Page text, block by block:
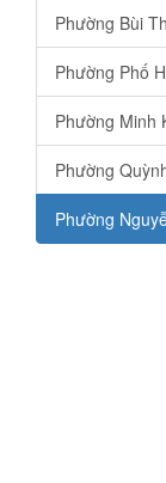
Phường Bùi
Phường Phố
Phường Minh
Phường
Phường